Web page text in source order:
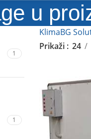
u
1
1
KlimaBG
Prikaži
24